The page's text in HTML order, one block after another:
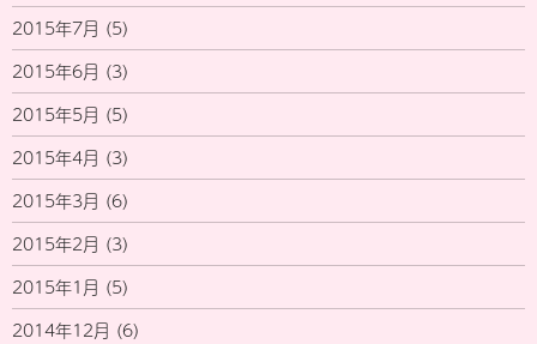
2015年7月 (5)
2015年6月 (3)
2015年5月 (5)
2015年4月 (3)
2015年3月 (6)
2015年2月 (3)
2015年1月 (5)
2014年12月 (6)